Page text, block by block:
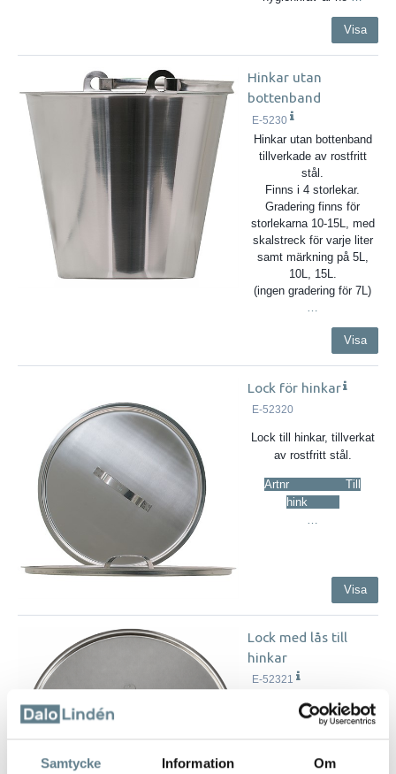
Samtycke Information Om
Visa
Hinkar utan
bottenband
E-5230
Hinkar utan bottenband
tillverkade av rostfritt
stål.
Finns i 4 storlekar.
Gradering finns för
storlekarna 10-15L, med
skalstreck för varje liter
samt märkning på 5L,
10L, 15L.
(ingen gradering för 7L)
Visa
Lock för hinkar
E-52320
Lock till hinkar, tillverkat
av rostfritt stål.
Artnr Till
hink
…
Visa
Lock med lås till
hinkar
E-52321
Lock med lås till hinkar,
tillverkat av rostfritt stål.
Artnr Till